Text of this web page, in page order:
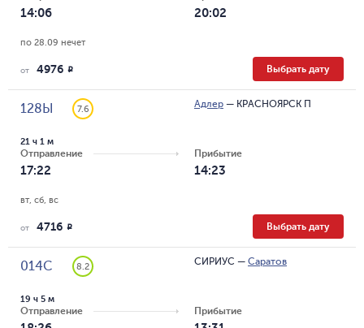
14:06 20:02
по 28.09 нечет
от 4976 R Выбрать дату
128Ы 7.6 Адлер — КРАСНОЯРСК П
Отправление
17:22
21 ч 1 м
Прибытие
14:23
вт, сб, вс
от 4716 R Выбрать дату
014С 8.2 СИРИУС — Саратов
Отправление
19 ч 5 м
Прибытие